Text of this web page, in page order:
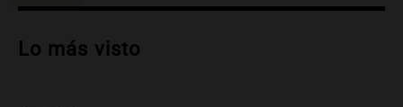
Audio.Preparativos para la feria en La
de apertura
Lo más visto